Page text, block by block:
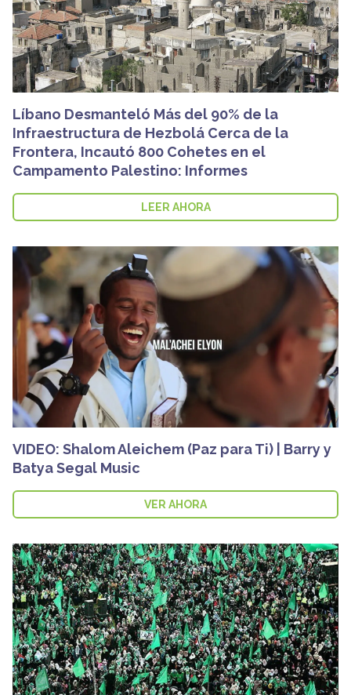
Líbano Desmanteló Más del 90% de la
Infraestructura de Hezbolá Cerca de la
Frontera, Incautó 800 Cohetes en el
Campamento Palestino: Informes
LEER AHORA
VIDEO: Shalom Aleichem (Paz para Ti) | Barry y
Batya Segal Music
VER AHORA